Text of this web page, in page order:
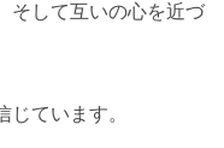
そして互いの心を近づ
ています。